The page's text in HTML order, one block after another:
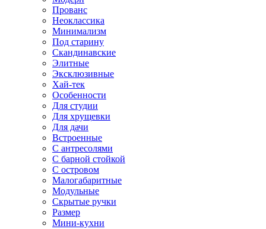
Прованс
Неоклассика
Минимализм
Под старину
Скандинавские
Элитные
Эксклюзивные
Хай-тек
Особенности
Для студии
Для хрущевки
Для дачи
Встроенные
С антресолями
С барной стойкой
С островом
Малогабаритные
Модульные
Скрытые ручки
Размер
Мини-кухни